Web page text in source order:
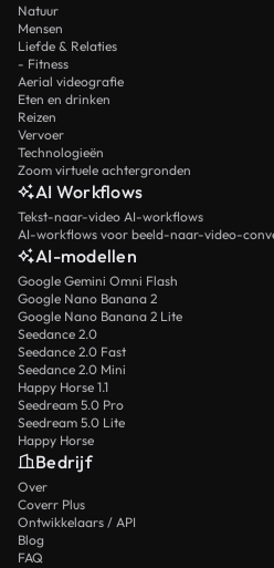
Natuur
Mensen
Liefde & Relaties
- Fitness
Aerial videografie
Eten en drinken
Reizen
Vervoer
Technologieën
Zoom virtuele achtergronden
AI Workflows
Tekst-naar-video AI-workflows
AI-workflows voor beeld-naar-video-
AI-modellen
Google Gemini Omni Flash
Google Nano Banana 2
Google Nano Banana 2 Lite
Seedance 2.0
Seedance 2.0 Fast
Seedance 2.0 Mini
Happy Horse 1.1
Seedream 5.0 Pro
Seedream 5.0 Lite
Happy Horse
Bedrijf
Over
Coverr Plus
Ontwikkelaars / API
Blog
FAQ